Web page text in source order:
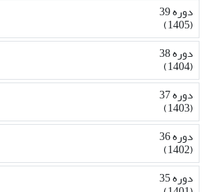
دوره 39
(1405)
دوره 38
(1404)
دوره 37
(1403)
دوره 36
(1402)
دوره 35